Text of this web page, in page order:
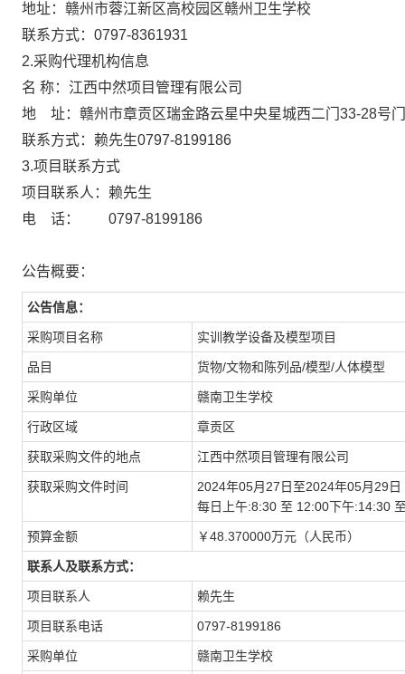
地址：赣州市蓉江新区高校园区赣州卫生
联系方式：0797-8361931
2.采购代理机构信息
名 称：江西中然项目管理有限公
地 址：赣州市章贡区瑞金路云星中央星
联系方式：赖先生0797-8199186
3.项目联系方式
项目联系人：赖先生
电 话： 0797-8199186
公告概要：
公告信息：
采购项目名称 实训教学设备及模型项目
品目 货物/文物和陈列品/模型/人体模型
采购单位 赣南卫生学校
行政区域 章贡区
获取采购文件的地点 江西中然项目管理有限公司
获取采购文件时间
2024年05月27日至2024年05月29日
每日上午:8:30 至 12:00下午:14:30
预算金额 ￥48.370000万元（人民币）
联系人及联系方式：
项目联系人 赖先生
项目联系电话 0797-8199186
采购单位 赣南卫生学校